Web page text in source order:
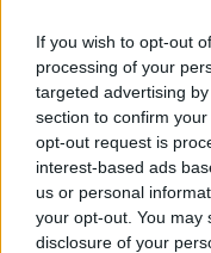
If you wish to opt-out
processing of your
targeted advertising
section to confirm
opt-out request is
interest-based ads
us or personal
your opt-out. You may
disclosure of your
Ilioiu pe contul
Această
Maria Iliou, dar
multă lume,